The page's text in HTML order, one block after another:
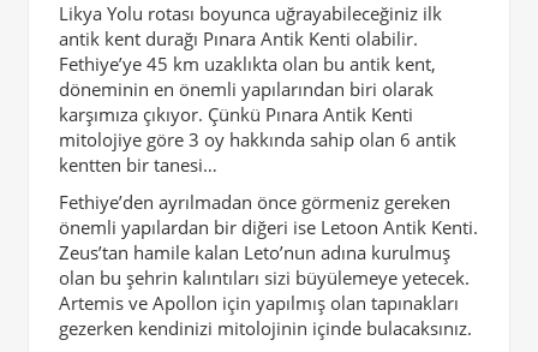
Likya Yolu rotası boyunca uğrayabileceğiniz ilk
antik kent durağı Pınara Antik Kenti olabilir.
Fethiye’ye 45 km uzaklıkta olan bu antik kent,
döneminin en önemli yapılarından biri olarak
karşımıza çıkıyor. Çünkü Pınara Antik Kenti
mitolojiye göre 3 oy hakkında sahip olan 6 antik
kentten bir tanesi…
Fethiye’den ayrılmadan önce görmeniz gereken
önemli yapılardan bir diğeri ise Letoon Antik Kenti.
Zeus’tan hamile kalan Leto’nun adına kurulmuş
olan bu şehrin kalıntıları sizi büyülemeye yetecek.
Artemis ve Apollon için yapılmış olan tapınakları
gezerken kendinizi mitolojinin içinde bulacaksınız.